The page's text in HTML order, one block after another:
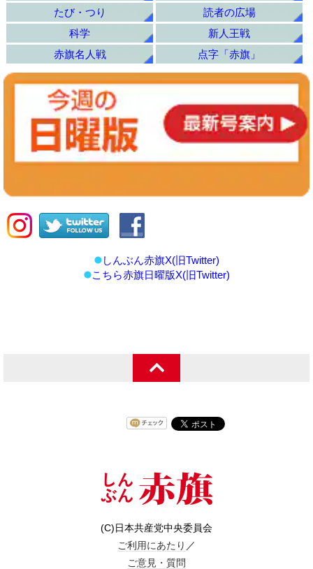
たび・つり
読者の広場
科学
新人王戦
赤旗名人戦
点字「赤旗」
しんぶん赤旗X(旧Twitter)
こちら赤旗日曜版X(旧Twitter)
(C)日本共産党中央委員会
ご利用にあたり ／
ご意見・質問